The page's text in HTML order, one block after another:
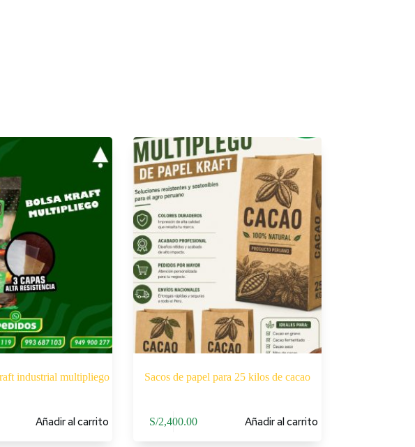
industrial multipliego
Añadir al carrito
Sacos de papel para 25 kilos de cacao
S/2,400.00 Añadir al carrito